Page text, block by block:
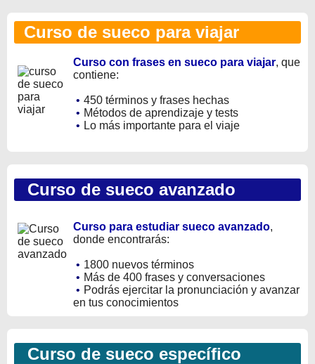
Curso de sueco para viajar
Curso con frases en sueco para viajar, que
contiene:
• 450 términos y frases hechas
• Métodos de aprendizaje y tests
• Lo más importante para el viaje
Curso de sueco avanzado
Curso para estudiar sueco avanzado,
donde encontrarás:
• 1800 nuevos términos
• Más de 400 frases y conversaciones
• Podrás ejercitar la pronunciación y avanzar
en tus conocimientos
Curso de sueco específico